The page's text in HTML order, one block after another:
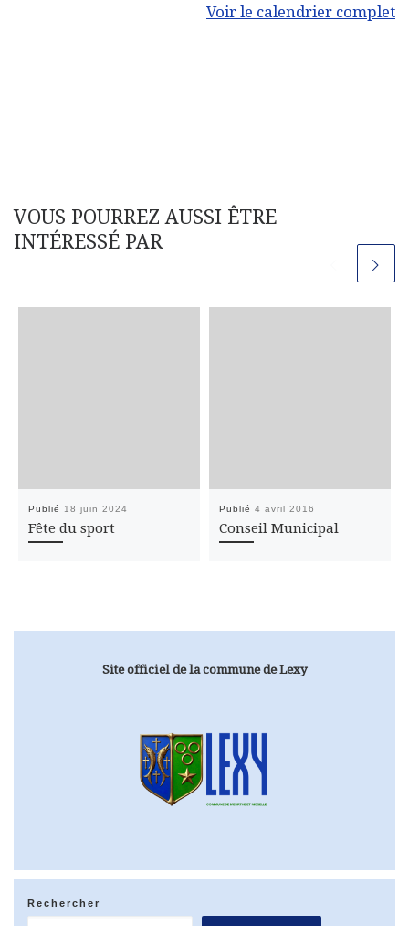
Voir le calendrier complet
VOUS POURREZ AUSSI ÊTRE
INTÉRESSÉ PAR
Publié 18 juin 2024
Fête du sport
Publié 4 avril 2016
Conseil Municipal
Site officiel de la commune de Lexy
Rechercher